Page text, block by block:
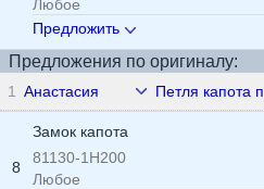
Любое
Предложить
Предложения по оригиналу:
1 Анастасия Петля капота
8
Замок капота
81130-1H200
Любое